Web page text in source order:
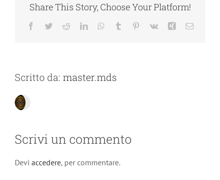
Share This Story, Choose Your Platform!
Facebook
TwitterRedditLinkedInWhatsApp
Tumblr Pinterest
Vk Xing Email
Scritto da: master.mds
Scrivi un commento
Devi accedere, per commentare.